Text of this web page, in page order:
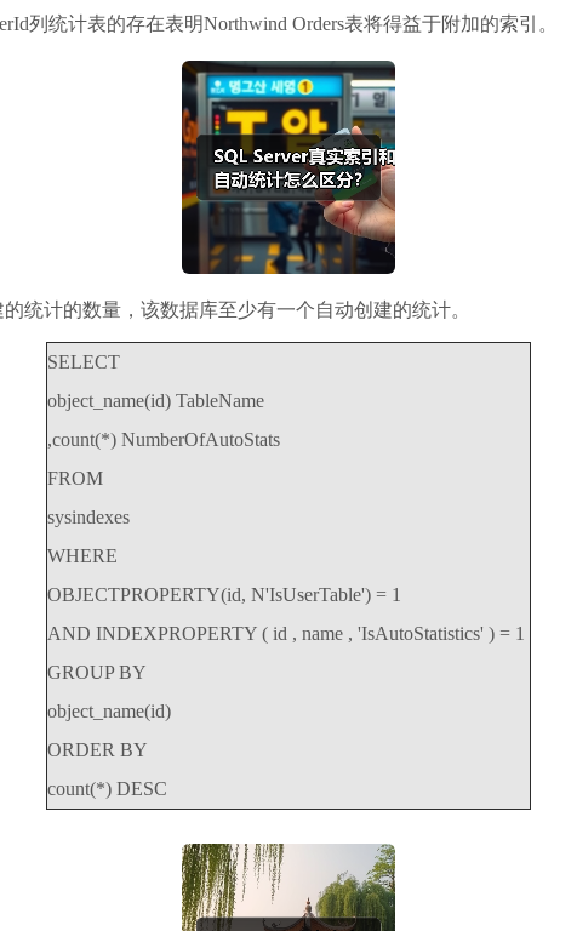
列统计表的存在表明Northwind Orders表将得益于附加的索引。
统计的数量，该数据库至少有一个自动创建的统计。
SELECT
object_name(id) TableName
,count(*) NumberOfAutoStats
FROM
sysindexes
WHERE
OBJECTPROPERTY(id, N'IsUserTable') = 1
AND INDEXPROPERTY ( id , name , 'IsAutoStatistics' ) = 1
GROUP BY
object_name(id)
ORDER BY
count(*) DESC